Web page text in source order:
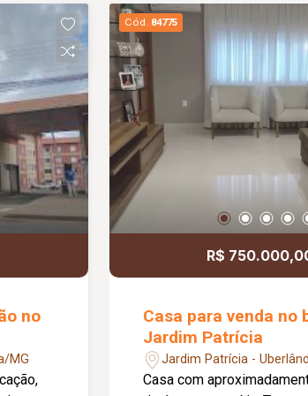
no
MG
Cód. 84775
R$
Casa para venda no
Jardim Patrícia
Jardim Patrícia -
Casa com